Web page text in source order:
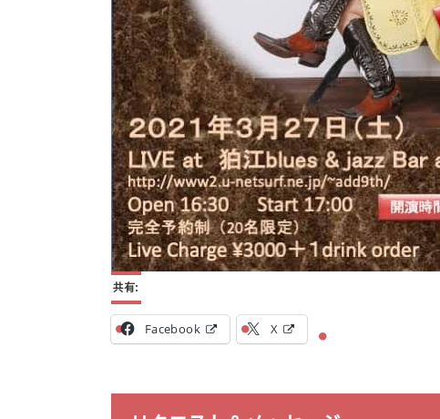
共有:
Facebook X